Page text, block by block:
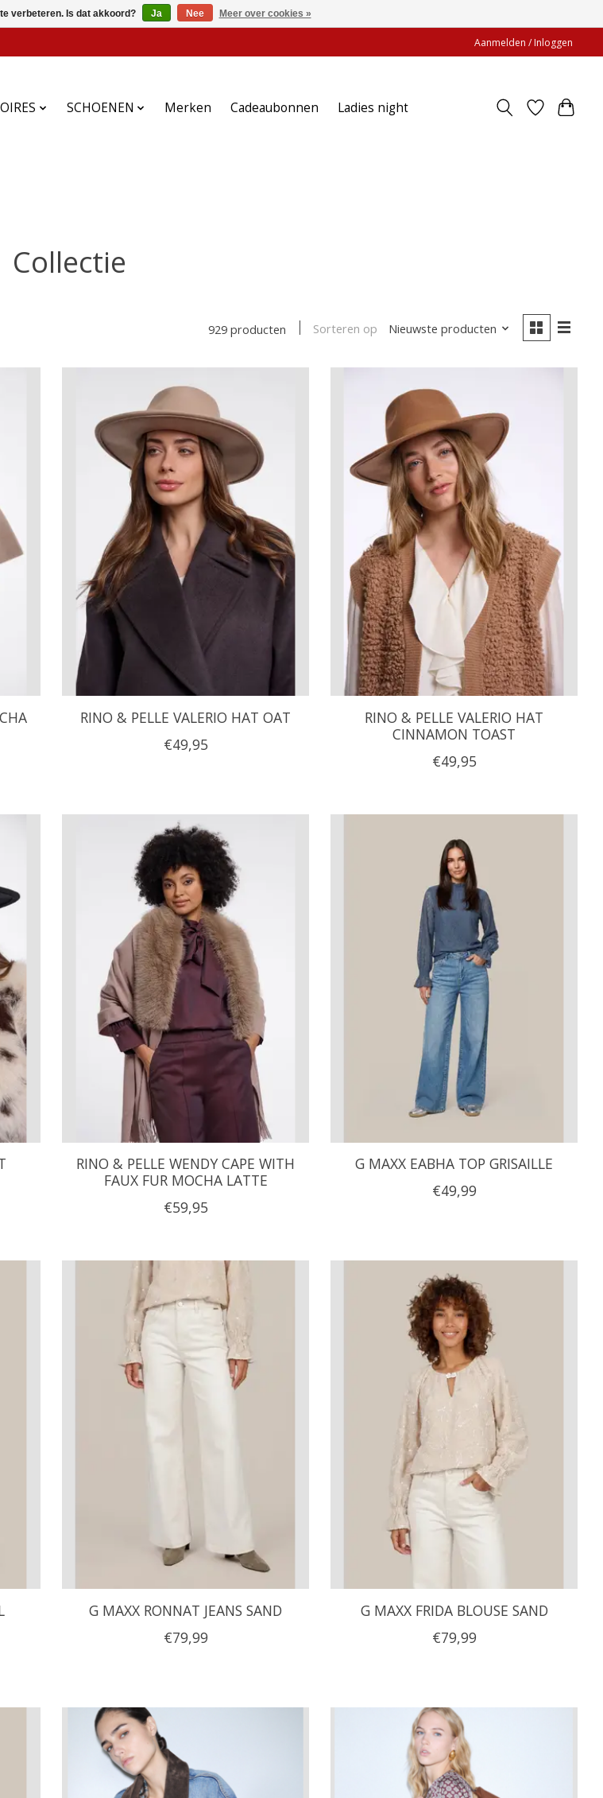
Aanmelden / Inloggen
SCHOENEN Merken Cadeaubonnen Ladies night
Collectie
929 producten Sorteren op Nieuwste producten
RINO & PELLE VALERIO HAT OAT
€49,95
RINO & PELLE VALERIO HAT
CINNAMON TOAST
€49,95
RINO & PELLE WENDY CAPE WITH
FAUX FUR MOCHA LATTE
€59,95
G MAXX EABHA TOP GRISAILLE
€49,99
G MAXX RONNAT JEANS SAND
€79,99
G MAXX FRIDA BLOUSE SAND
€79,99
verbeteren. Is dat akkoord? Ja Nee Meer over cookies »